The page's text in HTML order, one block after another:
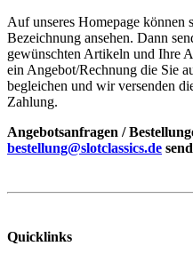
Auf unseres Homepage können
Bezeichnung ansehen. Dann
gewünschten Artikeln und Ihre
ein Angebot/Rechnung die Sie
begleichen und wir versenden
Zahlung.
Angebotsanfragen /
bestellung@slotclassics.de
Quicklinks